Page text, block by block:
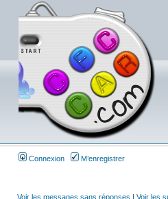
Connexion M’enregistrer
Voir les messages sans réponses | Voir les